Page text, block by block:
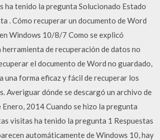
ha tenido la pregunta Solucionado Estado
. Cómo recuperar un documento de Word
Windows 10/8/7 Como se explicó
de recuperación de datos no
el documento de Word no guardado,
una forma eficaz y fácil de recuperar los
Averiguar dónde se descargó un archivo de
2014 Cuando se hizo la pregunta
visitas ha tenido la pregunta 1 Respuestas
automáticamente de Windows 10, hay